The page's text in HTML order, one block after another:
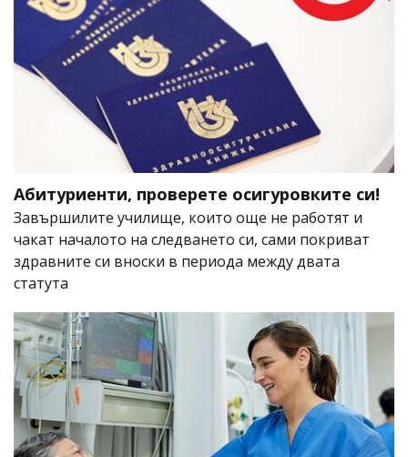
Абитуриенти, проверете осигуровките си!
Завършилите училище, които още не работят и
чакат началото на следването си, сами покриват
здравните си вноски в периода между двата
статута